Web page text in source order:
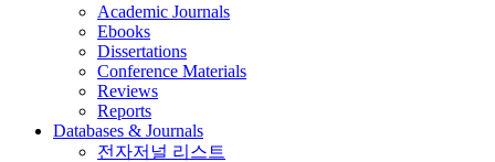
Academic Journals
Ebooks
Dissertations
Conference Materials
Reviews
Reports
Databases & Journals
전자저널 리스트